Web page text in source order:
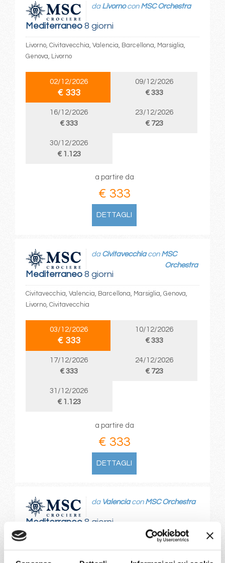
Mediterraneo8 giorni
da Livornocon MSC Orchestra
Livorno, Civitavecchia, Valencia, Barcellona, Marsiglia,
Genova, Livorno
02/12/2026
€ 333
09/12/2026
€ 333
16/12/2026
€ 333
23/12/2026
€ 723
30/12/2026
€ 1.123
a partire da
€ 333
DETTAGLI
Mediterraneo8 giorni
da Civitavecchiacon MSC
Orchestra
Civitavecchia, Valencia, Barcellona, Marsiglia, Genova,
Livorno, Civitavecchia
03/12/2026
€ 333
10/12/2026
€ 333
17/12/2026
€ 333
24/12/2026
€ 723
31/12/2026
€ 1.123
a partire da
€ 333
DETTAGLI
Mediterraneo8 giorni
da Valenciacon MSC Orchestra
Valencia, Barcellona, Marsiglia, Genova, Livorno,
Civitavecchia, Valencia